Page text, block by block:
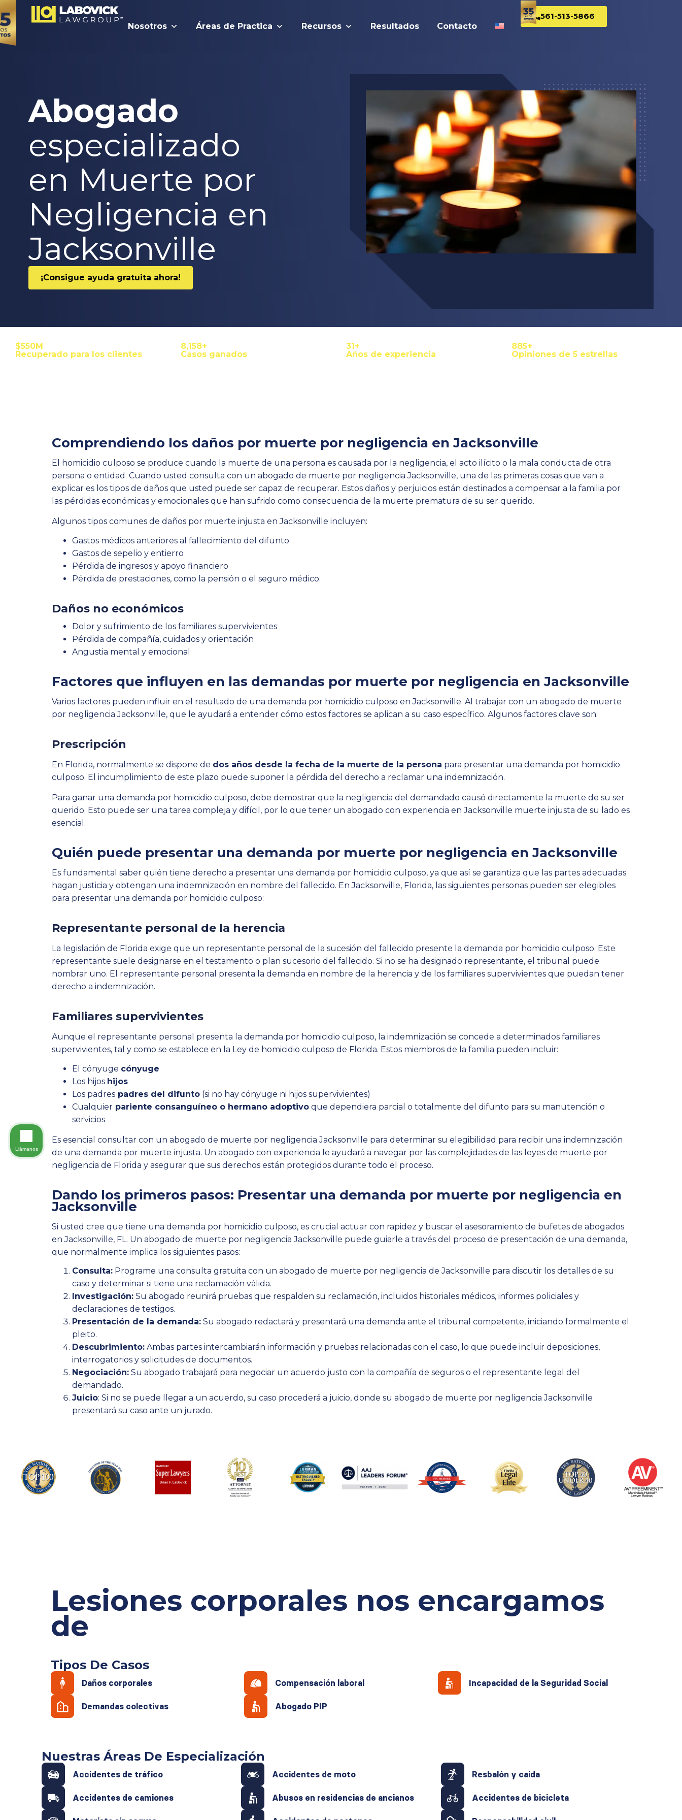
Nosotros Áreas de Practica Recursos Resultados Contacto
561-513-5866
Abogado
especializado
en Muerte por
Negligencia en
Jacksonville
¡Consigue ayuda gratuita ahora!
$600M
Recuperado para los clientes
9,000+
Casos ganados
35+
Años de experiencia
1,000+
Opiniones de 5 estrellas
Comprendiendo los daños por muerte por negligencia en Jacksonville
El homicidio culposo se produce cuando la muerte de una persona es causada por la negligencia, el acto ilícito o la mala conducta de otra
persona o entidad. Cuando usted consulta con un abogado de muerte por negligencia Jacksonville, una de las primeras cosas que van a
explicar es los tipos de daños que usted puede ser capaz de recuperar. Estos daños y perjuicios están destinados a compensar a la familia por
las pérdidas económicas y emocionales que han sufrido como consecuencia de la muerte prematura de su ser querido.
Algunos tipos comunes de daños por muerte injusta en Jacksonville incluyen:
Gastos médicos anteriores al fallecimiento del difunto
Gastos de sepelio y entierro
Pérdida de ingresos y apoyo financiero
Pérdida de prestaciones, como la pensión o el seguro médico.
Daños no económicos
Dolor y sufrimiento de los familiares supervivientes
Pérdida de compañía, cuidados y orientación
Angustia mental y emocional
Factores que influyen en las demandas por muerte por negligencia en Jacksonville
Varios factores pueden influir en el resultado de una demanda por homicidio culposo en Jacksonville. Al trabajar con un abogado de muerte
por negligencia Jacksonville, que le ayudará a entender cómo estos factores se aplican a su caso específico. Algunos factores clave son:
Prescripción
En Florida, normalmente se dispone de dos años desde la fecha de la muerte de la persona para presentar una demanda por homicidio
culposo. El incumplimiento de este plazo puede suponer la pérdida del derecho a reclamar una indemnización.
Para ganar una demanda por homicidio culposo, debe demostrar que la negligencia del demandado causó directamente la muerte de su ser
querido. Esto puede ser una tarea compleja y difícil, por lo que tener un abogado con experiencia en Jacksonville muerte injusta de su lado es
esencial.
Quién puede presentar una demanda por muerte por negligencia en Jacksonville
Es fundamental saber quién tiene derecho a presentar una demanda por homicidio culposo, ya que así se garantiza que las partes adecuadas
hagan justicia y obtengan una indemnización en nombre del fallecido. En Jacksonville, Florida, las siguientes personas pueden ser elegibles
para presentar una demanda por homicidio culposo:
Representante personal de la herencia
La legislación de Florida exige que un representante personal de la sucesión del fallecido presente la demanda por homicidio culposo. Este
representante suele designarse en el testamento o plan sucesorio del fallecido. Si no se ha designado representante, el tribunal puede
nombrar uno. El representante personal presenta la demanda en nombre de la herencia y de los familiares supervivientes que puedan tener
derecho a indemnización.
Familiares supervivientes
Aunque el representante personal presenta la demanda por homicidio culposo, la indemnización se concede a determinados familiares
supervivientes, tal y como se establece en la Ley de homicidio culposo de Florida. Estos miembros de la familia pueden incluir:
El cónyuge cónyuge
Los hijos hijos
Los padres padres del difunto (si no hay cónyuge ni hijos supervivientes)
Cualquier pariente consanguíneo o hermano adoptivo que dependiera parcial o totalmente del difunto para su manutención o
servicios
Es esencial consultar con un abogado de muerte por negligencia Jacksonville para determinar su elegibilidad para recibir una indemnización
de una demanda por muerte injusta. Un abogado con experiencia le ayudará a navegar por las complejidades de las leyes de muerte por
negligencia de Florida y asegurar que sus derechos están protegidos durante todo el proceso.
Dando los primeros pasos: Presentar una demanda por muerte por negligencia en
Jacksonville
Si usted cree que tiene una demanda por homicidio culposo, es crucial actuar con rapidez y buscar el asesoramiento de bufetes de abogados
en Jacksonville, FL. Un abogado de muerte por negligencia Jacksonville puede guiarle a través del proceso de presentación de una demanda,
que normalmente implica los siguientes pasos:
Consulta: Programe una consulta gratuita con un abogado de muerte por negligencia de Jacksonville para discutir los detalles de su
caso y determinar si tiene una reclamación válida.
Investigación: Su abogado reunirá pruebas que respalden su reclamación, incluidos historiales médicos, informes policiales y
declaraciones de testigos.
Presentación de la demanda: Su abogado redactará y presentará una demanda ante el tribunal competente, iniciando formalmente el
pleito.
Descubrimiento: Ambas partes intercambiarán información y pruebas relacionadas con el caso, lo que puede incluir deposiciones,
interrogatorios y solicitudes de documentos.
Negociación: Su abogado trabajará para negociar un acuerdo justo con la compañía de seguros o el representante legal del
demandado.
Juicio: Si no se puede llegar a un acuerdo, su caso procederá a juicio, donde su abogado de muerte por negligencia Jacksonville
presentará su caso ante un jurado.
Lesiones corporales nos encargamos
de
Tipos De Casos
Daños corporales Compensación laboral Incapacidad de la Seguridad Social
Demandas colectivas Abogado PIP
Nuestras Áreas De Especialización
Accidentes de tráfico Accidentes de moto Resbalón y caída
Accidentes de camiones Abusos en residencias de ancianos Accidentes de bicicleta
Llámanos